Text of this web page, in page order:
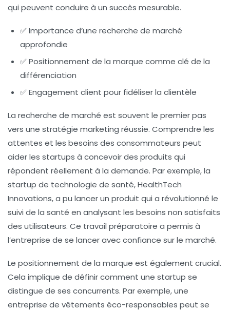
qui peuvent conduire à un succès mesurable.
✅ Importance d’une recherche de marché
approfondie
✅ Positionnement de la marque comme clé de la
différenciation
✅ Engagement client pour fidéliser la clientèle
La recherche de marché est souvent le premier pas
vers une stratégie marketing réussie. Comprendre les
attentes et les besoins des consommateurs peut
aider les startups à concevoir des produits qui
répondent réellement à la demande. Par exemple, la
startup de technologie de santé, HealthTech
Innovations, a pu lancer un produit qui a révolutionné le
suivi de la santé en analysant les besoins non satisfaits
des utilisateurs. Ce travail préparatoire a permis à
l’entreprise de se lancer avec confiance sur le marché.
Le positionnement de la marque est également crucial.
Cela implique de définir comment une startup se
distingue de ses concurrents. Par exemple, une
entreprise de vêtements éco-responsables peut se